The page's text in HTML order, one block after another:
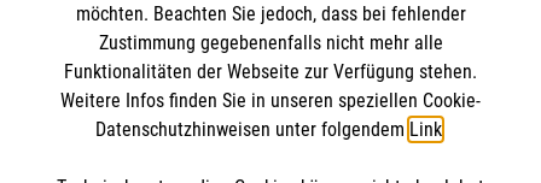
Kontakt
Malteser in Deutschland
Malteser Jugend
Malteserorden
Spendenkonto
möchten. Beachten Sie jedoch, dass bei fehlender
Zustimmung gegebenenfalls nicht mehr alle
Funktionalitäten der Webseite zur Verfügung stehen.
Weitere Infos finden Sie in unseren speziellen Cookie-
Datenschutzhinweisen unter folgendem Link.